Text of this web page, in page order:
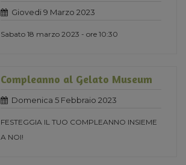
Giovedi 9 Marzo 2023
Sabato 18 marzo 2023 - ore 10:30
Compleanno al Gelato Museum
Domenica 5 Febbraio 2023
FESTEGGIA IL TUO COMPLEANNO INSIEME
A NOI!